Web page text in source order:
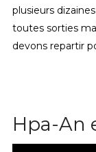
plusieurs
toutes sorties
devons repartir
Hpa-An